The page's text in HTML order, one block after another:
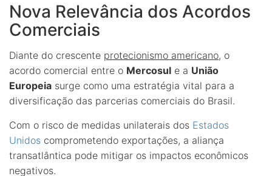
Nova Relevância dos Acordos
Comerciais
Diante do crescente protecionismo americano, o
acordo comercial entre o Mercosul e a União
Europeia surge como uma estratégia vital para a
diversificação das parcerias comerciais do Brasil.
Com o risco de medidas unilaterais dos Estados
Unidos comprometendo exportações, a aliança
transatlântica pode mitigar os impactos econômicos
negativos.